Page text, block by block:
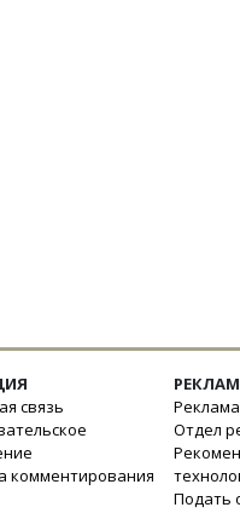
связь
комментирования
Отдел
Подать